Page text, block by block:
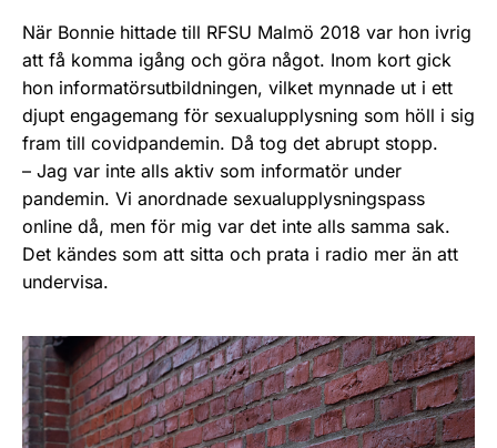
När Bonnie hittade till RFSU Malmö 2018 var hon ivrig
att få komma igång och göra något. Inom kort gick
hon informatörsutbildningen, vilket mynnade ut i ett
djupt engagemang för sexualupplysning som höll i sig
fram till covidpandemin. Då tog det abrupt stopp.
– Jag var inte alls aktiv som informatör under
pandemin. Vi anordnade sexualupplysningspass
online då, men för mig var det inte alls samma sak.
Det kändes som att sitta och prata i radio mer än att
undervisa.